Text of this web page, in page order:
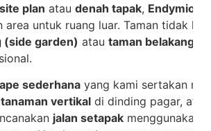
plan atau denah tapak, Endymion
area untuk ruang luar. Taman tidak
(side garden) atau taman belakang
sederhana yang kami sertakan
tanaman vertikal di dinding pagar,
jalan setapak menggunakan